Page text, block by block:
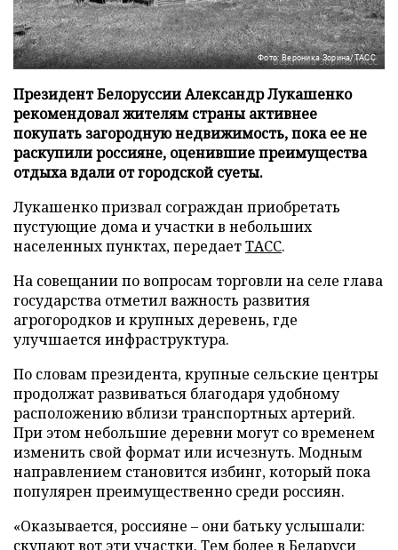
Фото: Вероника Зорина/ТАСС
Президент Белоруссии Александр Лукашенко
рекомендовал жителям страны активнее
покупать загородную недвижимость, пока ее не
раскупили россияне, оценившие преимущества
отдыха вдали от городской суеты.
Лукашенко призвал сограждан приобретать
пустующие дома и участки в небольших
населенных пунктах, передаетТАСС.
На совещании по вопросам торговли на селе глава
государства отметил важность развития
агрогородков и крупных деревень, где
улучшается инфраструктура.
По словам президента, крупные сельские центры
продолжат развиваться благодаря удобному
расположению вблизи транспортных артерий.
При этом небольшие деревни могут со временем
изменить свой формат или исчезнуть. Модным
направлением становится избинг, который пока
популярен преимущественно среди россиян.
«Оказывается, россияне – они батьку услышали:
скупают вот эти участки. Тем более в Беларуси